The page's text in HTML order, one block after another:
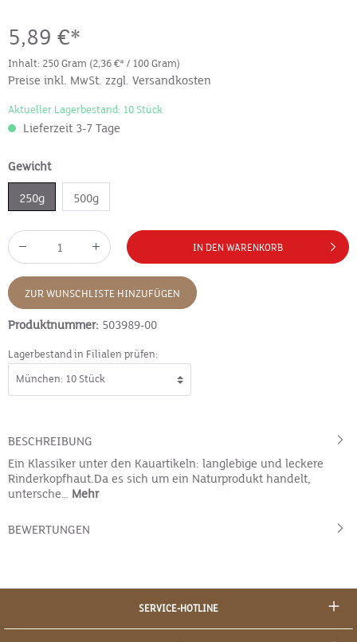
5,89 €*
Inhalt: 250 Gram (2,36 €* / 100 Gram)
Preise inkl. MwSt. zzgl. Versandkosten
Aktueller Lagerbestand: 10 Stück
Lieferzeit 3-7 Tage
Gewicht
250g 500g
IN DEN WARENKORB
ZUR WUNSCHLISTE HINZUFÜGEN
Produktnummer: 503989-00
Lagerbestand in Filialen prüfen:
BESCHREIBUNG
Ein Klassiker unter den Kauartikeln: langlebige und leckere
Rinderkopfhaut.Da es sich um ein Naturprodukt handelt,
untersche… Mehr
BEWERTUNGEN
SERVICE-HOTLINE